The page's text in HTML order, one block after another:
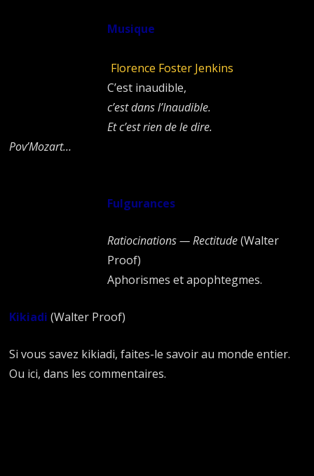
Musique
Florence Foster Jenkins
C’est inaudible,
c’est dans l’Inaudible.
Et c’est rien de le dire.
Pov’Mozart…
Fulgurances
Ratiocinations — Rectitude(Walter
Proof)
Aphorismes et apophtegmes.
Kikiadi (Walter Proof)
Si vous savez kikiadi, faites-le savoir au monde entier.
Ou ici, dans les commentaires.